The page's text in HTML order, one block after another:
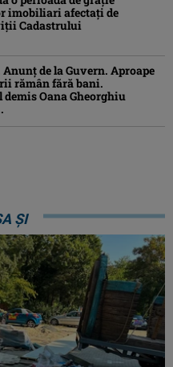
imobiliari afectați de
Cadastrului
de la Guvern. Aproape
rămân fără bani.
Oana Gheorghiu
ȘI